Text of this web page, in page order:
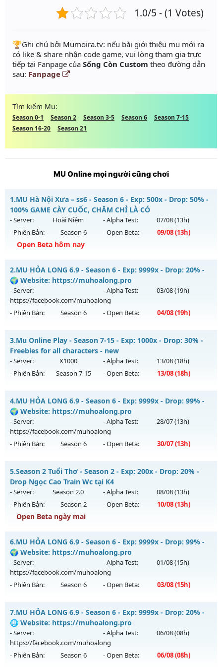
1.0/5 - (1 Votes)
️🏆Ghi chú bởi Mumoira.tv: nếu bài giới thiệu mu mới ra
có like & share nhận code game, vui lòng tham gia trực
tiếp tại Fanpage của Sống Còn Custom theo đường dẫn
sau: Fanpage
Tìm kiếm Mu:
Season 0-1 Season 2 Season 3-5 Season 6
Season 7-15
Season 16-20
Season 21
MU Online mọi người cũng chơi
1.MU Hà Nội Xưa – ss6 - Season 6 - Exp: 500x - Drop: 50% -
100% GAME CÀY CUỐC, CHĂM CHỈ LÀ CÓ
- Server: Hoài Niệm - Alpha Test: 07/08(13h)
- Phiên Bản:
Season 6 - Open Beta: 09/08(13h)
Open Beta hôm nay
MU Hà Nội Xưa – ss6 - 100% GAME CÀY CUỐC, CHĂM CHỈ LÀ
CÓ
Mu mới ra tháng 08 2026 - Mở máy chủ
Hoài Niệmvào 13h
ngày 09/08/2626
Exp: 500x - Drop: 50%
Thể loại: Mu Nguyên bản Webzen
Antihack: BDCAM
2.MU HỎA LONG 6.9 - Season 6 - Exp: 9999x - Drop: 20% -
🌍 Website: https://muhoalong.pro
- Server:
https://facebook.com/muhoalong
- Alpha Test: 03/08(19h)
- Phiên Bản: Season 6 - Open Beta: 04/08(19h)
MU HỎA LONG 6.9 - 🌍 Website: https://muhoalong.pro
Mu mới ra tháng 08 2026 - Mở máy chủ
https://facebook.com/muhoalongvào 19h ngày
04/08/2626
Kiểu reset: Non Reset
Thể loại: Mu Nguyên bản Webzen
Antihack: XShield
3.Mu Online Play - Season 7-15 - Exp: 1000x - Drop: 30% -
Freebies for all characters - new
- Server: X1000 - Alpha Test: 13/08(18h)
- Phiên Bản:
Season 7-15 - Open Beta: 13/08(18h)
Mu Online Play - Freebies for all characters - new
Mu mới ra tháng 08 2026 - Mở máy chủ
13/08/2626
Exp: 1000x - Drop: 30%
Thể loại: Mu Nguyên bản Webzen
Antihack: AntiShield
4.MU HỎA LONG 6.9 - Season 6 - Exp: 9999x - Drop: 99% -
🌍 Website: https://muhoalong.pro
- Server:
https://facebook.com/muhoalong
- Alpha Test: 28/07(13h)
- Phiên Bản: Season 6 - Open Beta: 30/07(13h)
MU HỎA LONG 6.9 - 🌍 Website: https://muhoalong.pro
Mu mới ra tháng 07 2026 - Mở máy chủ
https://facebook.com/muhoalongvào 13h ngày
30/07/2626
Exp: 9999x - Drop: 99%
Thể loại: Mu Nguyên bản Webzen
Antihack: Xshiel
5.Season 2 Tuổi Thơ - Season 2 - Exp: 200x - Drop: 20% -
Drop Ngọc Cao Train Wc tại K4
- Server: Season 2.0 - Alpha Test: 08/08(13h)
- Phiên Bản:
Season 2 - Open Beta: 10/08(13h)
Open Beta ngày mai
Season 2 Tuổi Thơ - Drop Ngọc Cao Train Wc tại K4
Mu mới ra tháng 08 2026 - Mở máy chủ
ngày 10/08/2626
Exp: 200x - Drop: 20%
Thể loại: Mu Bán Đồ Full Trong Shop
Antihack: GameGuard
6.MU HỎA LONG 6.9 - Season 6 - Exp: 9999x - Drop: 99% -
🌍 Website: https://muhoalong.pro
- Server:
https://facebook.com/muhoalong
- Alpha Test: 01/08(15h)
- Phiên Bản: Season 6 - Open Beta: 03/08(15h)
MU HỎA LONG 6.9 - 🌍 Website: https://muhoalong.pro
Mu mới ra tháng 08 2026 - Mở máy chủ
https://facebook.com/muhoalongvào 15h ngày
03/08/2626
Exp: 9999x - Drop: 99%
7.MU HỎA LONG 6.9 - Season 6 - Exp: 9999x - Drop: 20% -
🌐 Website: https://muhoalong.pro
- Server:
https://facebook.com/muhoalong
- Alpha Test: 06/08(08h)
- Phiên Bản: Season 6 - Open Beta: 06/08(08h)